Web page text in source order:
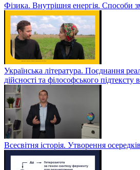
Фізика. Внутрішня енергія. Способи
Українська література. Поєднання
дійсності та філософського підтексту
Всесвітня історія. Утворення